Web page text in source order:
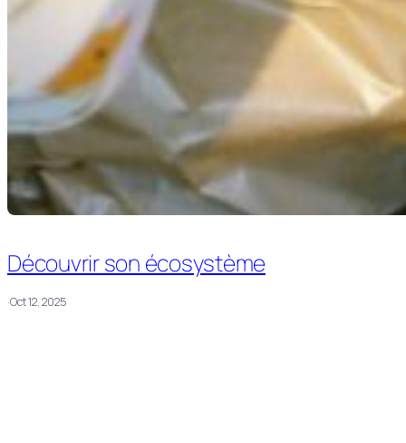
Découvrir son écosystème
·Oct 12, 2025